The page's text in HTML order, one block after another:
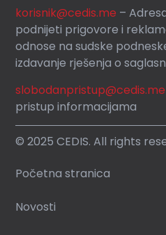
korisnik@cedis.me –
podnijeti prigovore i
odnose na sudske
izdavanje rješenja o
slobodanpristup@cedis.me
pristup informacijama
© 2025 CEDIS. All rights
Početna stranica
Novosti